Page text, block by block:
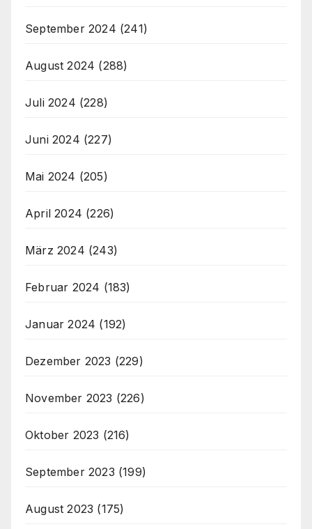
September 2024 (241)
August 2024 (288)
Juli 2024 (228)
Juni 2024 (227)
Mai 2024 (205)
April 2024 (226)
März 2024 (243)
Februar 2024 (183)
Januar 2024 (192)
Dezember 2023 (229)
November 2023 (226)
Oktober 2023 (216)
September 2023 (199)
August 2023 (175)